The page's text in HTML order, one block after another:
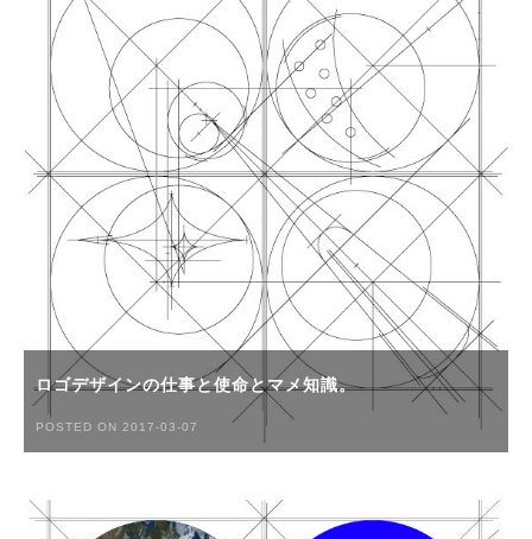
ロゴデザインの仕事と使命とマメ知識。
POSTED ON 2017-03-07